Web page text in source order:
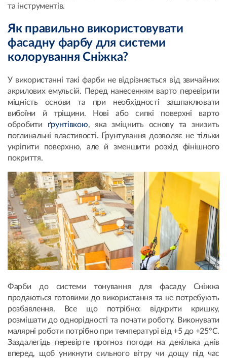
та інструментів.
Як правильно використовувати
фасадну фарбу для системи
колорування Сніжка?
У використанні такі фарби не відрізняється від звичайних
акрилових емульсій. Перед нанесенням варто перевірити
міцність основи та при необхідності зашпаклювати
вибоїни й тріщини. Нові або сипкі поверхні варто
обробити ґрунтівкою, яка зміцнить основу та знизить
поглинальні властивості. Ґрунтування дозволяє не тільки
укріпити поверхню, але й зменшити розхід фінішного
покриття.
Фарби до системи тонування для фасаду Сніжка
продаються готовими до використання та не потребують
розбавлення. Все що потрібно: відкрити кришку,
розмішати до однорідності та почати роботу. Виконувати
малярні роботи потрібно при температурі від +5 до +25°C.
Заздалегідь перевірте прогноз погоди на декілька днів
вперед, щоб уникнути сильного вітру чи дощу під час